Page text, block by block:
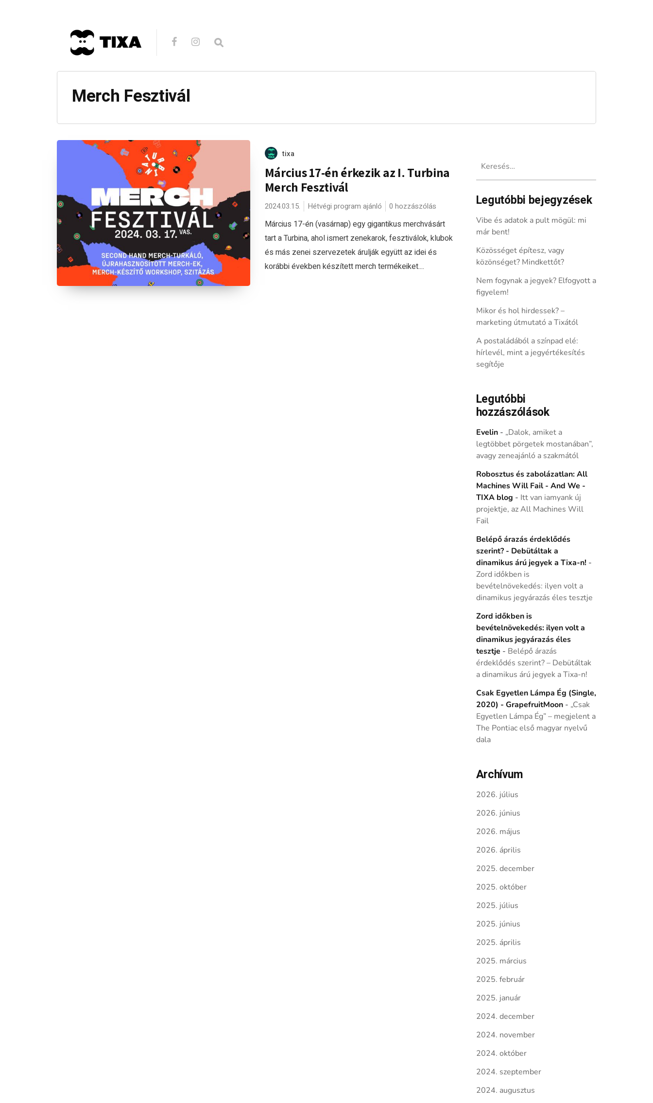
Merch Fesztivál
tixa
Március 17-én érkezik az I. Turbina
Merch Fesztivál
2024.03.15. Hétvégi program ajánló 0 hozzászólás
Március 17-én (vasárnap) egy gigantikus merchvásárt
tart a Turbina, ahol ismert zenekarok, fesztiválok, klubok
és más zenei szervezetek árulják együtt az idei és
korábbi években készített merch termékeiket....
Legutóbbi bejegyzések
Vibe és adatok a pult mögül: mi
már bent!
Közösséget építesz, vagy
közönséget? Mindkettőt?
Nem fogynak a jegyek? Elfogyott a
figyelem!
Mikor és hol hirdessek? –
marketing útmutató a Tixától
A postaládából a színpad elé:
hírlevél, mint a jegyértékesítés
segítője
Legutóbbi
hozzászólások
Evelin- „Dalok, amiket a
legtöbbet pörgetek mostanában”,
avagy zeneajánló a szakmától
Robosztus és zabolázatlan: All
Machines Will Fail - And We -
TIXA blog - Itt van iamyank új
projektje, az All Machines Will
Fail
Belépő árazás érdeklődés
szerint? - Debütáltak a
dinamikus árú jegyek a Tixa-n! -
Zord időkben is
bevételnövekedés: ilyen volt a
dinamikus jegyárazás éles tesztje
Zord időkben is
bevételnövekedés: ilyen volt a
dinamikus jegyárazás éles
tesztje - Belépő árazás
érdeklődés szerint? – Debütáltak
a dinamikus árú jegyek a Tixa-n!
Csak Egyetlen Lámpa Ég (Single,
2020) - GrapefruitMoon- „Csak
Egyetlen Lámpa Ég” – megjelent a
The Pontiac első magyar nyelvű
dala
Archívum
2026. július
2026. június
2026. május
2026. április
2025. december
2025. október
2025. július
2025. június
2025. április
2025. március
2025. február
2025. január
2024. december
2024. november
2024. október
2024. szeptember
2024. augusztus